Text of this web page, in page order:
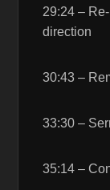
29:24 –
direction
30:43 –
33:30 –
35:14 –